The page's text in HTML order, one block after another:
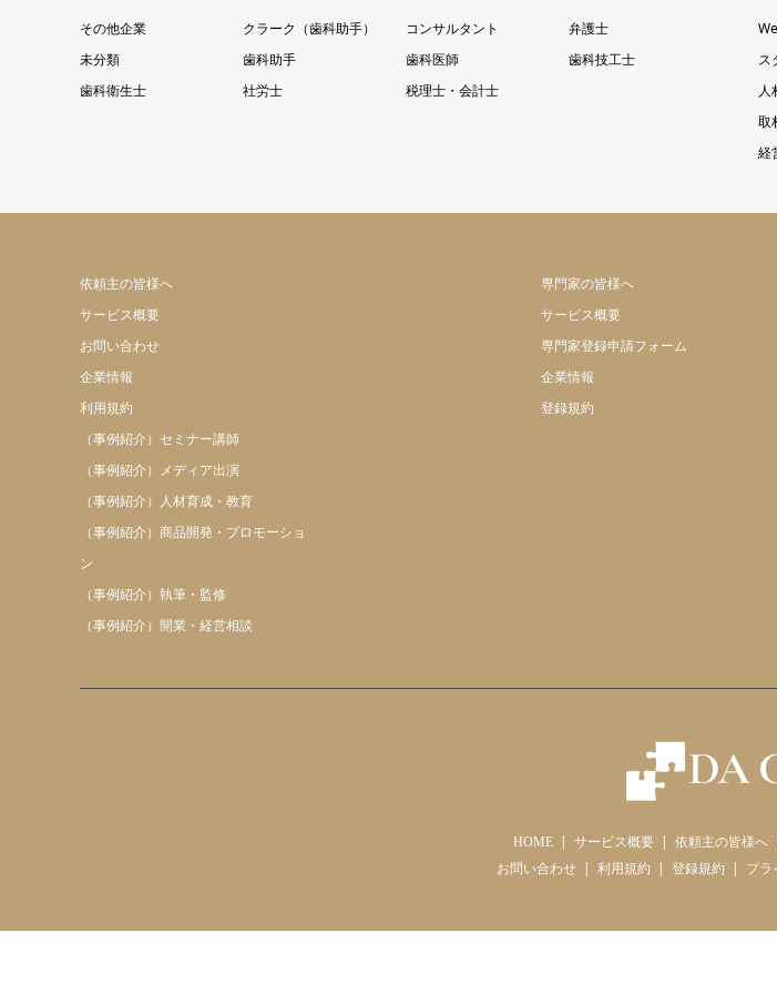
その他企業 クラーク（歯科助手） コンサルタント
弁護士
未分類
歯科助手 歯科医師
歯科技工士
歯科衛生士
社労士 税理士・会計士
ス
人
取
経
依頼主の皆様へ
サービス概要
お問い合わせ
企業情報
利用規約
（事例紹介）セミナー講師
（事例紹介）メディア出演
（事例紹介）人材育成・教育
（事例紹介）商品開発・プロモーショ
ン
（事例紹介）執筆・監修
（事例紹介）開業・経営相談
専門家の皆様へ
サービス概要
専門家登録申請フォーム
企業情報
登録規約
HOME サービス概要 依頼主の皆様へ
お問い合わせ
利用規約 登録規約 プラ